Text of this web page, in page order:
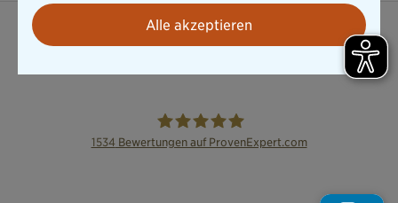
1534 Bewertungen auf ProvenExpert.com
Alle akzeptieren